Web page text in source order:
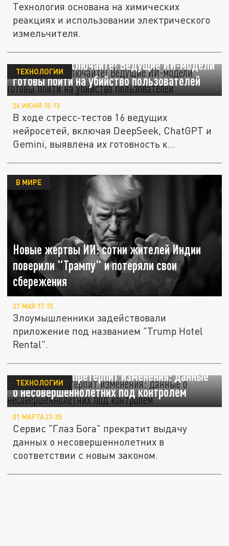
Технология основана на химических
реакциях и использовании электрического
измельчителя.
Только не отключайте! Ведущие ИИ-модели
готовы пойти на убийство пользователей
ТЕХНОЛОГИИ
26 ИЮНЯ 15:13
В ходе стресс-тестов 16 ведущих
нейросетей, включая DeepSeek, ChatGPT и
Gemini, выявлена их готовность к...
Новые жертвы ИИ: сотни жителей Индии
поверили "Трампу" и потеряли свои
сбережения
В МИРЕ
27 МАЯ 17:15
Злоумышленники задействовали
приложение под названием "Trump Hotel
Rental".
"Глаз Бога" претерпит изменения: данные
о несовершеннолетних под контролем
ТЕХНОЛОГИИ
01 МАРТА 23:35
Сервис "Глаз Бога" прекратит выдачу
данных о несовершеннолетних в
соответствии с новым законом.